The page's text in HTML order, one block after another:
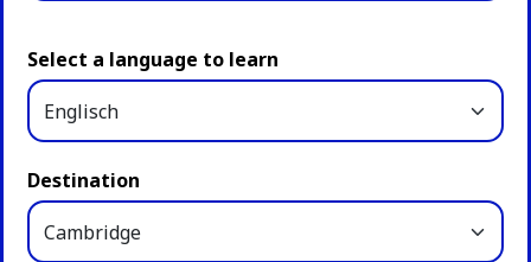
Select a language to learn
Destination